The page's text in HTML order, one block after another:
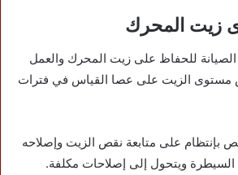
للحفاظ على زيت المحرك والعمل
مستوى الزيت على عصا القياس في فترات
على متابعة نقص الزيت وإصلاحه
ويتحول إلى إصلاحات مكلفة.